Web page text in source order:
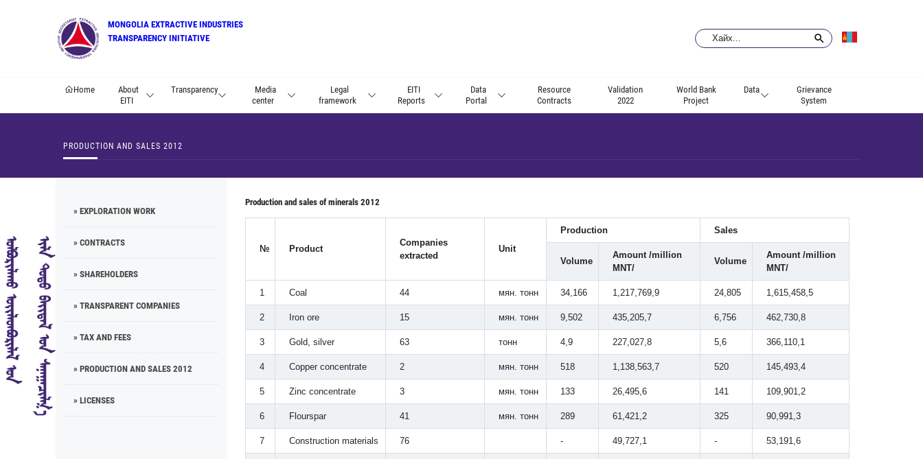
MONGOLIA EXTRACTIVE INDUSTRIES
TRANSPARENCY INITIATIVE
Home
About
EITI
Transparency
Media
center
Legal
framework
EITI
Reports
Data
Portal
Resource
Contracts
Validation
2022
World Bank
Project
Data
Grievance
System
PRODUCTION AND SALES 2012
» EXPLORATION WORK
» CONTRACTS
» SHAREHOLDERS
» TRANSPARENT COMPANIES
» TAX AND FEES
» PRODUCTION AND SALES 2012
» LICENSES
Production and sales of minerals 2012
№ Product
Companies
extracted
Unit
Production Sales
Volume
Amount /million
MNT/
Volume
Amount /million
MNT/
1 Coal 44 мян. тонн 34,166 1,217,769,9 24,805 1,615,458,5
2 Iron ore 15 мян. тонн 9,502 435,205,7 6,756 462,730,8
3 Gold, silver 63 тонн 4,9 227,027,8 5,6 366,110,1
4 Copper concentrate 2 мян. тонн 518 1,138,563,7 520 145,493,4
5 Zinc concentrate 3 мян. тонн 133 26,495,6 141 109,901,2
6 Flourspar 41 мян. тонн 289 61,421,2 325 90,991,3
7 Construction materials 76 - 49,727,1 - 53,191,6